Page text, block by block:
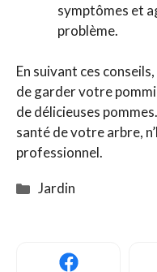
symptômes et
problème.
En suivant ces
de garder votre
de délicieuses
santé de votre arbre,
professionnel.
Catégories
Jardin